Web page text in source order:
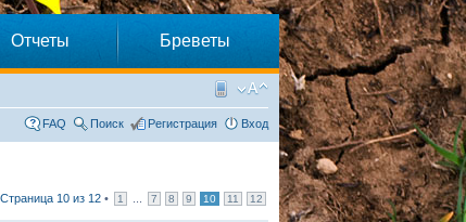
Отчеты Бреветы
FAQ Поиск Регистрация Вход
Страница 10 из 12 • 1 7 8 9 10 11 12